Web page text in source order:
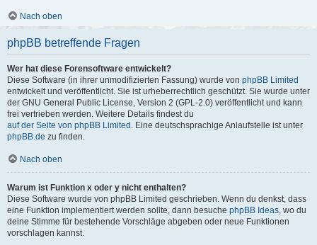
Nach oben
phpBB betreffende Fragen
Wer hat diese Forensoftware entwickelt?
Diese Software (in ihrer unmodifizierten Fassung) wurde von phpBB Limited
entwickelt und veröffentlicht. Sie ist urheberrechtlich geschützt. Sie wurde unter
der GNU General Public License, Version 2 (GPL-2.0) veröffentlicht und kann
frei vertrieben werden. Weitere Details findest du
auf der Seite von phpBB Limited . Eine deutschsprachige Anlaufstelle ist unter
phpBB.de zu finden.
Nach oben
Warum ist Funktion x oder y nicht enthalten?
Diese Software wurde von phpBB Limited geschrieben. Wenn du denkst, dass
eine Funktion implementiert werden sollte, dann besuche phpBB Ideas, wo du
deine Stimme für bestehende Vorschläge abgeben oder neue Funktionen
vorschlagen kannst.